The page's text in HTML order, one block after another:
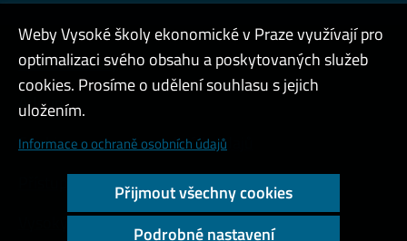
Interní návody
Admin
Cookies a ochrana osobních údajů
Přístupnost webu
Vysoký kontrast
Weby Vysoké školy ekonomické v Praze využívají pro
optimalizaci svého obsahu a poskytovaných služeb
cookies. Prosíme o udělení souhlasu s jejich
uložením.
Informace o ochraně osobních údajů
Přijmout všechny cookies
Podrobné nastavení